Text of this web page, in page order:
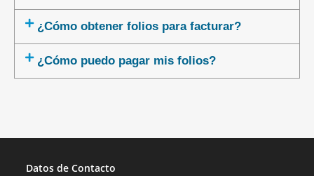
¿Cómo obtener folios para facturar?
¿Cómo puedo pagar mis folios?
Datos de Contacto